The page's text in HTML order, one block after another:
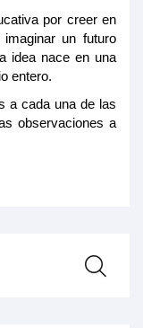
por creer en
un futuro
idea nace en una
entero.
a cada una de las
observaciones a